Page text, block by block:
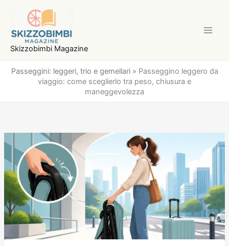
contenuto
Skizzobimbi Magazine
Passeggini: leggeri, trio e gemellari» Passeggino leggero da
viaggio: come sceglierlo tra peso, chiusura e
maneggevolezza